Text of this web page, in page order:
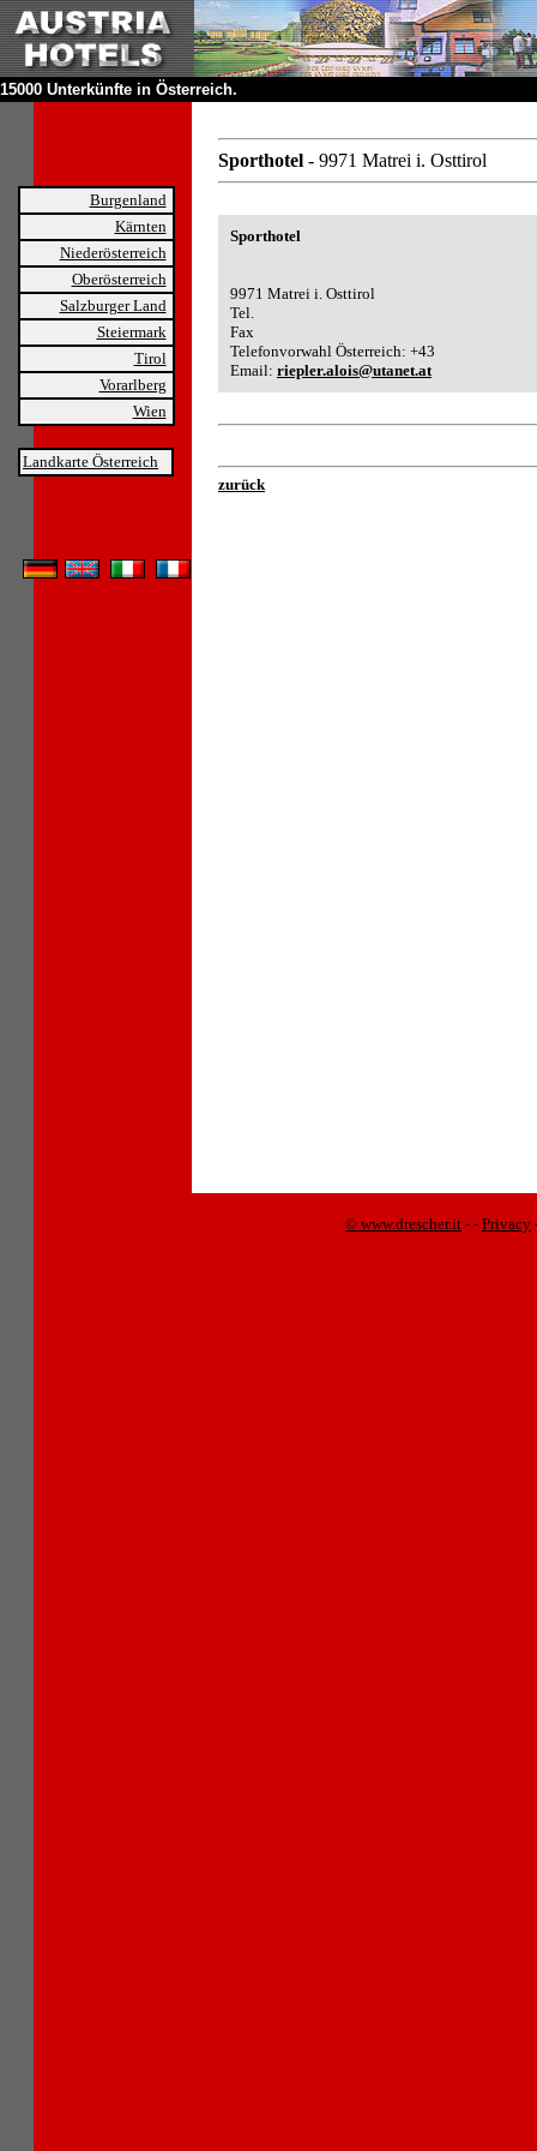
15000 Unterkünfte in Österreich.
Burgenland
Kärnten
Niederösterreich
Oberösterreich
Salzburger Land
Steiermark
Tirol
Vorarlberg
Wien
Landkarte Österreich
Sporthotel - 9971 Matrei i. Osttirol
Sporthotel
9971 Matrei i. Osttirol
Tel.
Fax
Telefonvorwahl Österreich: +43
Email: riepler.alois@utanet.at
zurück
© www.drescher.it - - Privacy